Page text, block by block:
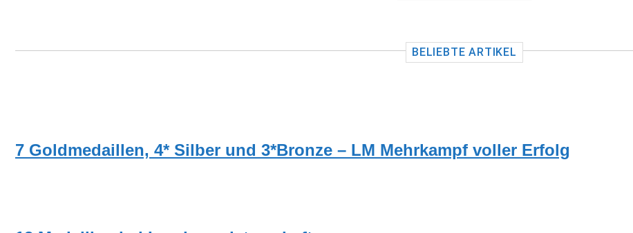
BELIEBTE ARTIKEL
7 Goldmedaillen, 4* Silber und 3*Bronze – LM Mehrkampf voller Erfolg